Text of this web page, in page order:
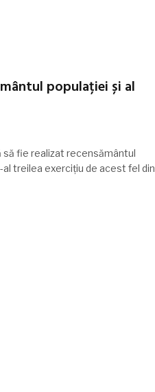
populației și al
să fie realizat recensământul
treilea exercițiu de acest fel din